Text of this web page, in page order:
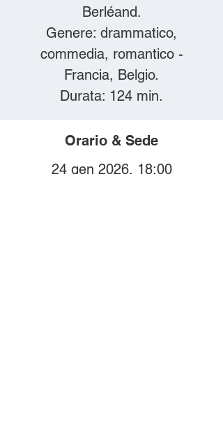
Berléand.
Genere: drammatico,
commedia, romantico -
Francia, Belgio.
Durata: 124 min.
Orario & Sede
24 gen 2026, 18:00